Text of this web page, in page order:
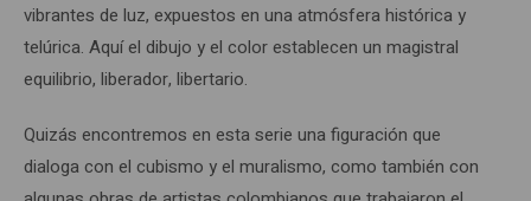
vibrantes de luz, expuestos en una atmósfera histórica y
telúrica. Aquí el dibujo y el color establecen un magistral
equilibrio, liberador, libertario.
Quizás encontremos en esta serie una figuración que
dialoga con el cubismo y el muralismo, como también con